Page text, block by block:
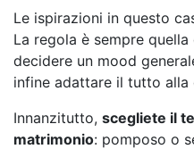
Le ispirazioni in questo
La regola è sempre
decidere un mood
infine adattare il tutto alla
Innanzitutto, scegliete il
matrimonio: pomposo o